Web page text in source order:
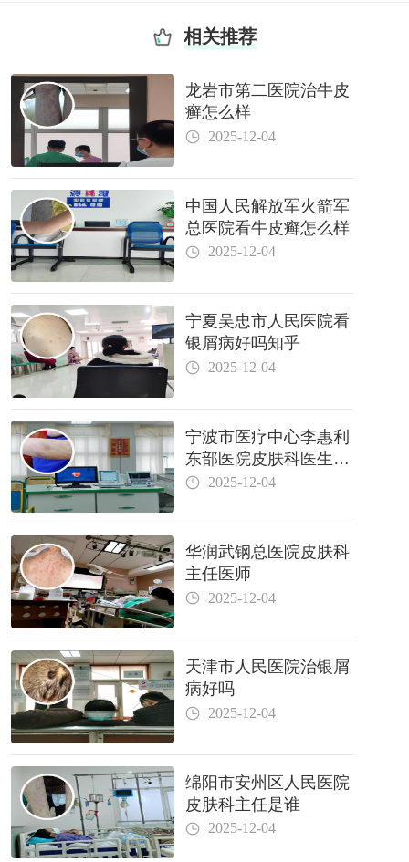
相关推荐
龙岩市第二医院治牛皮
癣怎么样
2025-12-04
中国人民解放军火箭军
总医院看牛皮癣怎么样
2025-12-04
宁夏吴忠市人民医院看
银屑病好吗知乎
2025-12-04
宁波市医疗中心李惠利
东部医院皮肤科医生哪
个好2025-12-04
华润武钢总医院皮肤科
主任医师
2025-12-04
天津市人民医院治银屑
病好吗
2025-12-04
绵阳市安州区人民医院
皮肤科主任是谁
2025-12-04